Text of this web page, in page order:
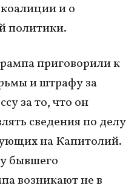
и о
политики.
приговорили к
и штрафу за
за то, что он
сведения по делу
на Капитолий.
бывшего
возникают не в